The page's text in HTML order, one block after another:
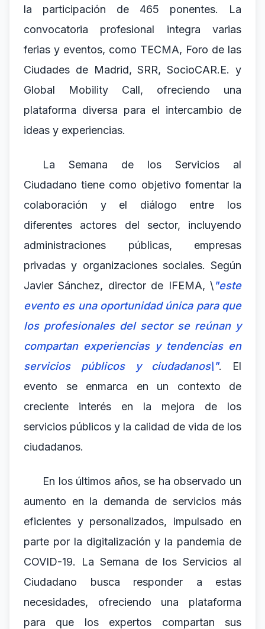
la participación de 465 ponentes. La
convocatoria profesional integra varias
ferias y eventos, como TECMA, Foro de las
Ciudades de Madrid, SRR, SocioCAR.E. y
Global Mobility Call, ofreciendo una
plataforma diversa para el intercambio de
ideas y experiencias.
La Semana de los Servicios al
Ciudadano tiene como objetivo fomentar la
colaboración y el diálogo entre los
diferentes actores del sector, incluyendo
administraciones públicas, empresas
privadas y organizaciones sociales. Según
Javier Sánchez, director de IFEMA, \"este
evento es una oportunidad única para que
los profesionales del sector se reúnan y
compartan experiencias y tendencias en
servicios públicos y ciudadanos\". El
evento se enmarca en un contexto de
creciente interés en la mejora de los
servicios públicos y la calidad de vida de los
ciudadanos.
En los últimos años, se ha observado un
aumento en la demanda de servicios más
eficientes y personalizados, impulsado en
parte por la digitalización y la pandemia de
COVID-19. La Semana de los Servicios al
Ciudadano busca responder a estas
necesidades, ofreciendo una plataforma
para que los expertos compartan sus